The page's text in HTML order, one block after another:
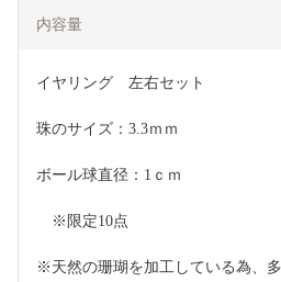
内容量
イヤリング　左右セット
珠のサイズ：3.3ｍｍ
ボール球直径：1ｃｍ
※限定10点
※天然の珊瑚を加工している為、